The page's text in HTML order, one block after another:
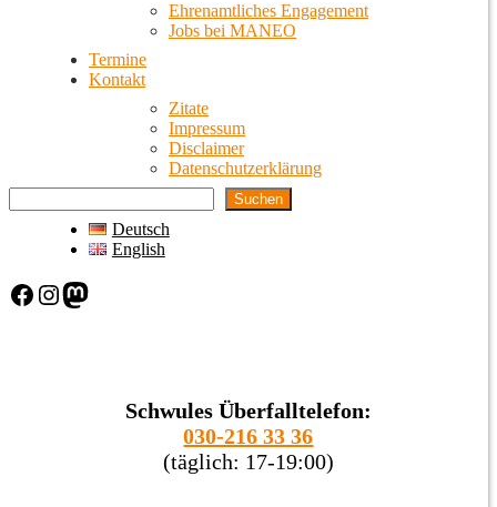
Ehrenamtliches Engagement
Jobs bei MANEO
Termine
Kontakt
Zitate
Impressum
Disclaimer
Datenschutzerklärung
Suchen
Deutsch
English
Facebook Instagram Mastodon
Schwules Überfalltelefon:
030-216 33 36
(täglich: 17-19:00)